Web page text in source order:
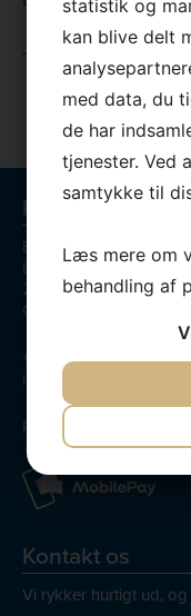
*
Bega Serviceteknik/
Lundagervej 18
2740 Skovlunde
CVR-nr.:56722858
+45 40 58 02 20
info@bega.dk
Persondatapolitik
Kontakt os
Vi rykker hurtigt ud,
statistik og
kan blive delt
med data, du
de har
tjenester. Ved
samtykke til
Læs mere om
behandling af
MARKETING